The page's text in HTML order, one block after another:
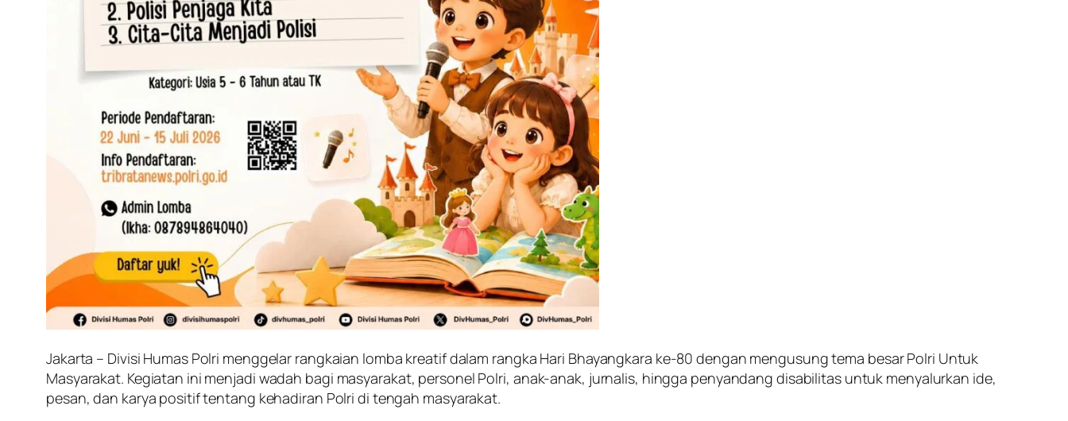
Jakarta – Divisi Humas Polri menggelar rangkaian lomba kreatif dalam rangka Hari Bhayangkara ke-80 dengan mengusung tema besar Polri Untuk
Masyarakat. Kegiatan ini menjadi wadah bagi masyarakat, personel Polri, anak-anak, jurnalis, hingga penyandang disabilitas untuk menyalurkan ide,
pesan, dan karya positif tentang kehadiran Polri di tengah masyarakat.